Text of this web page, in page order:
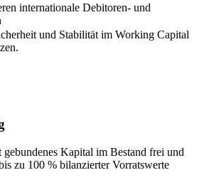
internationale Debitoren- und
und Stabilität im Working Capital
Kapital im Bestand frei und
zu 100 % bilanzierter Vorratswerte